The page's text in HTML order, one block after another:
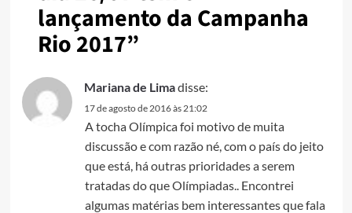
lançamento da Campanha
Rio 2017”
Mariana de Limadisse:
17 de agosto de 2016 às 21:02
A tocha Olímpica foi motivo de muita
discussão e com razão né, com o país do jeito
que está, há outras prioridades a serem
tratadas do que Olímpiadas.. Encontrei
algumas matérias bem interessantes que fala